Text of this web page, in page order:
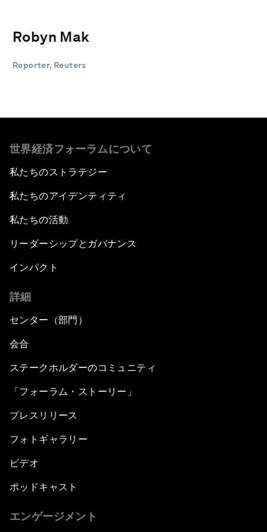
Robyn Mak
Reporter, Reuters
世界経済フォーラムについて
私たちのストラテジー
私たちのアイデンティティ
私たちの活動
リーダーシップとガバナンス
インパクト
詳細
センター（部門）
会合
ステークホルダーのコミュニティ
「フォーラム・ストーリー」
プレスリリース
フォトギャラリー
ビデオ
ポッドキャスト
エンゲージメント